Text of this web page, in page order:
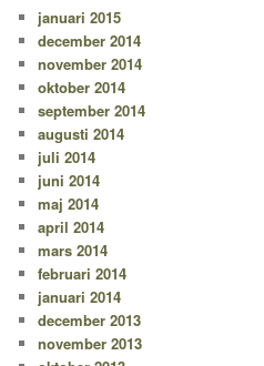
januari 2015
december 2014
november 2014
oktober 2014
september 2014
augusti 2014
juli 2014
juni 2014
maj 2014
april 2014
mars 2014
februari 2014
januari 2014
december 2013
november 2013